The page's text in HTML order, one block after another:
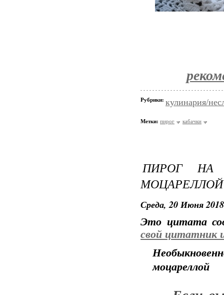
Рубрики: кулинария/
Метки: пирог кабачки
ПИРОГ
МОЦАРЕЛЛОЙ
Среда, 20 Июня
Это цитата
свой цитатник
моцареллой